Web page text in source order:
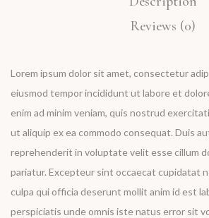
Reviews (0)
Lorem ipsum dolor sit amet, consectetur
eiusmod tempor incididunt ut labore et
enim ad minim veniam, quis nostrud
ut aliquip ex ea commodo consequat. Duis
reprehenderit in voluptate velit esse cillum
pariatur. Excepteur sint occaecat cupidatat
culpa qui officia deserunt mollit anim id est
perspiciatis unde omnis iste natus error sit